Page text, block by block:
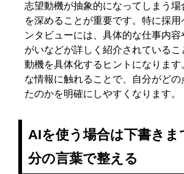
志望動機が抽象的になってしまう
を深めることが重要です。特に採用
ンタビューには、具体的な仕事内容
がいなどが詳しく紹介されているこ
動機を具体化するヒントになりま
な情報に触れることで、自分がどの
たのかを明確にしやすくなります。
AIを使う場合は下書きま
分の言葉で整える